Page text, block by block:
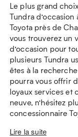
Le plus grand
Tundra
Toyota près de
vous trouverez un
d’occasion pour
plusieurs Tundra
êtes à la
pourra vous offrir
loyaux services et
neuve, n’hésitez
concessionnaire
Lire la suite